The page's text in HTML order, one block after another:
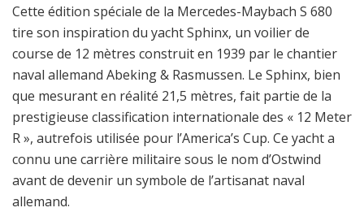
Cette édition spéciale de la Mercedes-Maybach S 680
tire son inspiration du yacht Sphinx, un voilier de
course de 12 mètres construit en 1939 par le chantier
naval allemand Abeking & Rasmussen. Le Sphinx, bien
que mesurant en réalité 21,5 mètres, fait partie de la
prestigieuse classification internationale des « 12 Meter
R », autrefois utilisée pour l’America’s Cup. Ce yacht a
connu une carrière militaire sous le nom d’Ostwind
avant de devenir un symbole de l’artisanat naval
allemand.